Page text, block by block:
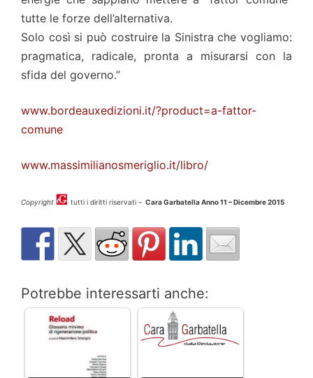
tutte le forze dell’alternativa.
Solo così si può costruire la Sinistra che vogliamo:
pragmatica, radicale, pronta a misurarsi con la
sfida del governo.”
www.bordeauxedizioni.it/?product=a-fattor-
comune
www.massimilianosmeriglio.it/libro/
Copyright tutti i diritti riservati – Cara Garbatella Anno 11 – Dicembre 2015
Potrebbe interessarti anche: